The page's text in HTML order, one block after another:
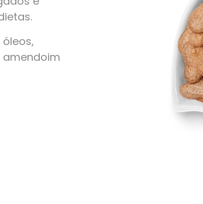
amendoim